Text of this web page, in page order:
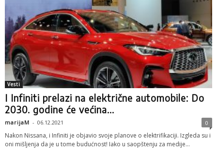
Vesti
I Infiniti prelazi na električne automobile: Do
2030. godine će većina...
marijaM - 06.12.2021 0
Nakon Nissana, i Infiniti je objavio svoje planove o elektrifikaciji. Izgleda su i
oni mišljenja da je u tome budućnost! Iako u saopštenju za medije...